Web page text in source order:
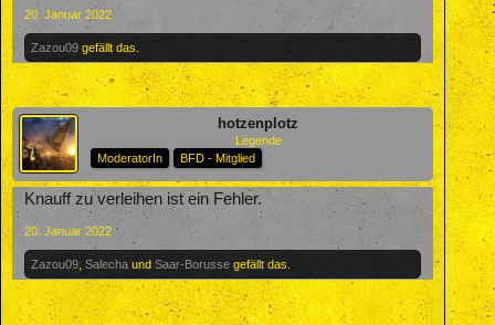
20. Januar 2022
Zazou09 gefällt das.
hotzenplotz
Legende
ModeratorIn
BFD - Mitglied
Knauff zu verleihen ist ein Fehler.
20. Januar 2022
Zazou09 Salecha und Saar-Borusse gefällt das.